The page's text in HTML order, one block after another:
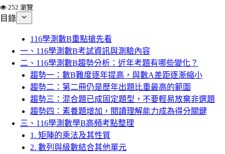
252 瀏覽
目錄
116學測數B重點搶先看
一、116學測數B考試資訊與測驗內容
二、116學測數B趨勢分析：近年考題有哪些變化？
趨勢一：數B難度逐年提高，與數A差距逐漸縮小
趨勢二：第二冊仍是歷年出題比重最高的範圍
趨勢三：混合題已成固定題型，不要輕易放棄非選題
趨勢四：素養題增加，閱讀理解能力成為得分關鍵
三、116學測數學B高頻考點整理
1. 矩陣的乘法及其性質
2. 數列與級數結合其他單元